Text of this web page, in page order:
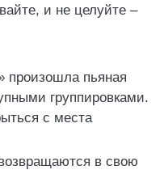
и не целуйте –
произошла пьяная
группировками.
с места
в свою